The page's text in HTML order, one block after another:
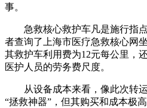
事。
急救核心救护车凡是施行指点
者查询了上海市医疗急救核心网
其救护车利用费为12元每公里，
医护人员的劳务费尺度。
从设备成本来看，像此次转运
“拯救神器”，但其购买和成本极